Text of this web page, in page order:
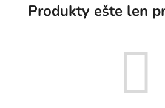
Produkty ešte len